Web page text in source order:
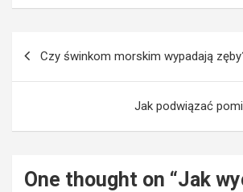
wpisu
Czy świnkom morskim wypadają
Jak podwiązać
One thought on “Jak